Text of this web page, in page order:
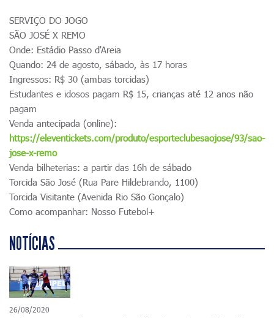
SERVIÇO DO JOGO
SÃO JOSÉ X REMO
Onde: Estádio Passo d'Areia
Quando: 24 de agosto, sábado, às 17 horas
Ingressos: R$ 30 (ambas torcidas)
Estudantes e idosos pagam R$ 15, crianças até 12 anos não
pagam
Venda antecipada (online):
https://eleventickets.com/produto/esporteclubesaojose/93/sao-
jose-x-remo
Venda bilheterias: a partir das 16h de sábado
Torcida São José (Rua Pare Hildebrando, 1100)
Torcida Visitante (Avenida Rio São Gonçalo)
Como acompanhar: Nosso Futebol+
NOTÍCIAS
26/08/2020